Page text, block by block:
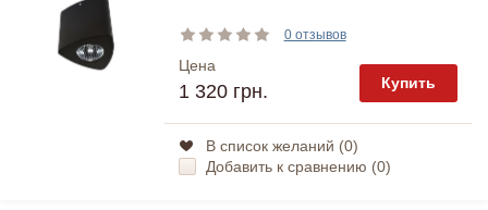
0 отзывов
Цена
1 320 грн. Купить
В список желаний (0)
Добавить к сравнению (0)